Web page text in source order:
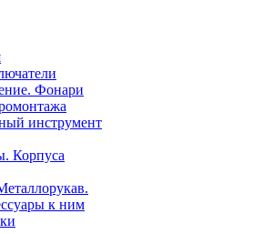
Фонари
инструмент
Корпуса
к ним